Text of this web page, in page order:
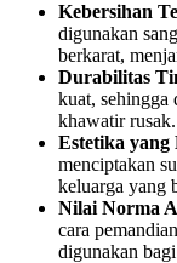
Kebersihan
digunakan
berkarat,
Durabilitas
kuat, sehingga
khawatir rusak.
Estetika
menciptakan
keluarga yang
Nilai Norma
cara
digunakan